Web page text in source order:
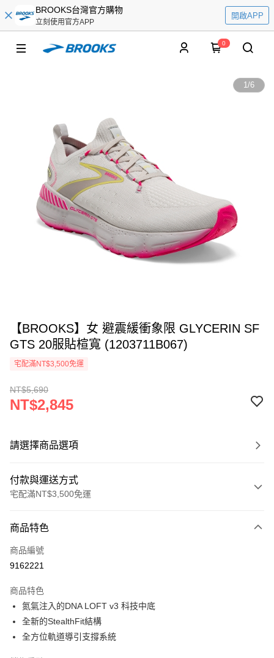
BROOKS台灣官方購物
立刻使用官方APP
開啟APP
0
1/6
【BROOKS】女 避震緩衝象限 GLYCERIN SF
GTS 20服貼楦寬 (1203711B067)
宅配滿NT$3,500免運
NT$5,690
NT$2,845
請選擇商品選項
付款與運送方式
宅配滿NT$3,500免運
信用卡一次付款
ATM付款
運送方式
宅配
每筆NT$100，滿NT$3,500(含以上)免運費
商品特色
商品編號
9162221
商品特色
氮氣注入的DNA LOFT v3 科技中底
全新的StealthFit結構
全方位軌道導引支撐系統